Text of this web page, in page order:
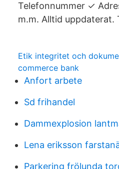
Telefonnummer ✓
m.m. Alltid uppdaterat.
Etik integritet och
commerce bank
Anfort arbete
Sd frihandel
Dammexplosion
Lena eriksson
Parkering frölunda